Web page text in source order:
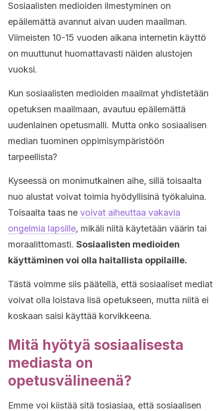
Sosiaalisten medioiden ilmestyminen on
epäilemättä avannut aivan uuden maailman.
Viimeisten 10-15 vuoden aikana internetin käyttö
on muuttunut huomattavasti näiden alustojen
vuoksi.
Kun sosiaalisten medioiden maailmat yhdistetään
opetuksen maailmaan, avautuu epäilemättä
uudenlainen opetusmalli. Mutta onko sosiaalisen
median tuominen oppimisympäristöön
tarpeellista?
Kyseessä on monimutkainen aihe, sillä toisaalta
nuo alustat voivat toimia hyödyllisinä työkaluina.
Toisaalta taas ne voivat aiheuttaa vakavia
ongelmia lapsille, mikäli niitä käytetään väärin tai
moraalittomasti. Sosiaalisten medioiden
käyttäminen voi olla haitallista oppilaille.
Tästä voimme siis päätellä, että sosiaaliset mediat
voivat olla loistava lisä opetukseen, mutta niitä ei
koskaan saisi käyttää korvikkeena.
Mitä hyötyä sosiaalisesta
mediasta on
opetusvälineenä?
Emme voi kiistää sitä tosiasiaa, että sosiaalisen